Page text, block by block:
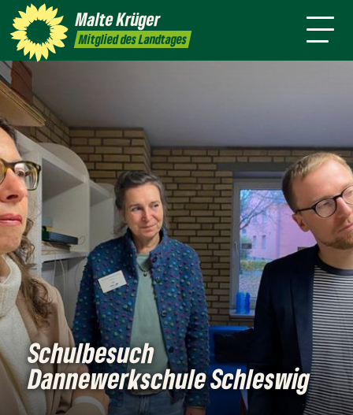
MalteKrüger
Mitglied des Landtages
Termine Kontakt
mich
Schulbesuch
Dannewerkschule Schleswig